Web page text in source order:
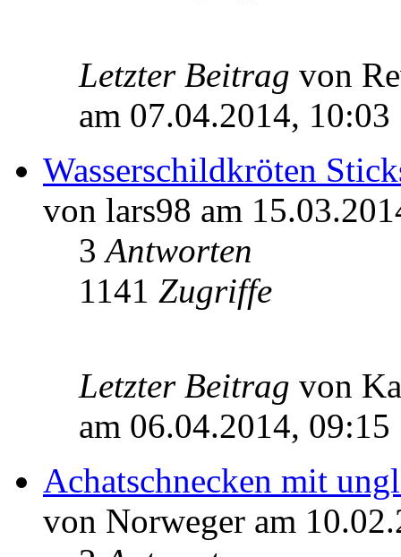
Letzter Beitrag von
am 07.04.2014, 10:03
Wasserschildkröten
von lars98 am
3Antworten
1141 Zugriffe
Letzter Beitrag von
am 06.04.2014, 09:15
Achatschnecken mit
von Norweger am